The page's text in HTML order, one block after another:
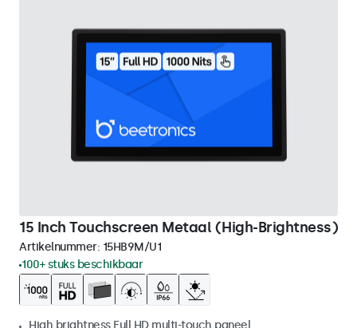
15 Inch Touchscreen Metaal (High-Brightness)
Artikelnummer: 15HB9M/U1
100+ stuks beschikbaar
High brightness Full HD multi-touch paneel